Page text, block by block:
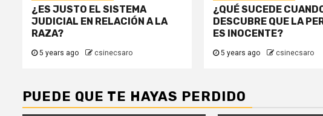
¿ES JUSTO EL SISTEMA
JUDICIAL EN RELACIÓN A LA
RAZA?
5 years ago csinecsaro
¿QUÉ SUCEDE
DESCUBRE QUE LA
ES INOCENTE?
5 years ago csinecsaro
PUEDE QUE TE HAYAS PERDIDO